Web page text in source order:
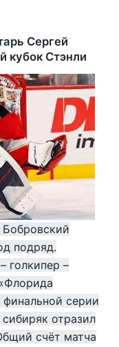
Сергей
кубок Стэнли
подряд.
голкипер –
серии
отразил
счёт матча